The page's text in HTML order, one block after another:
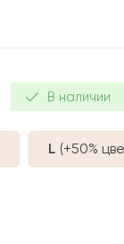
В наличии
L (+50%